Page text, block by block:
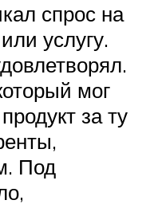
спрос на
услугу.
мог
за ту
Под